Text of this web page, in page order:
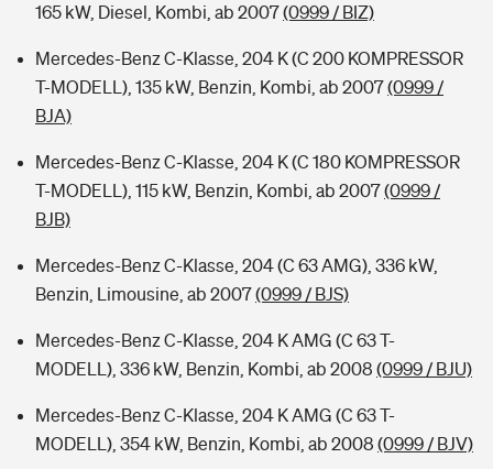
165 kW, Diesel, Kombi, ab 2007(0999 / BIZ)
Mercedes-Benz C-Klasse, 204 K (C 200 KOMPRESSOR
T-MODELL), 135 kW, Benzin, Kombi, ab 2007(0999 /
BJA)
Mercedes-Benz C-Klasse, 204 K (C 180 KOMPRESSOR
T-MODELL), 115 kW, Benzin, Kombi, ab 2007(0999 /
BJB)
Mercedes-Benz C-Klasse, 204 (C 63 AMG), 336 kW,
Benzin, Limousine, ab 2007(0999 / BJS)
Mercedes-Benz C-Klasse, 204 K AMG (C 63 T-
MODELL), 336 kW, Benzin, Kombi, ab 2008 (0999 / BJU)
Mercedes-Benz C-Klasse, 204 K AMG (C 63 T-
MODELL), 354 kW, Benzin, Kombi, ab 2008 (0999 / BJV)